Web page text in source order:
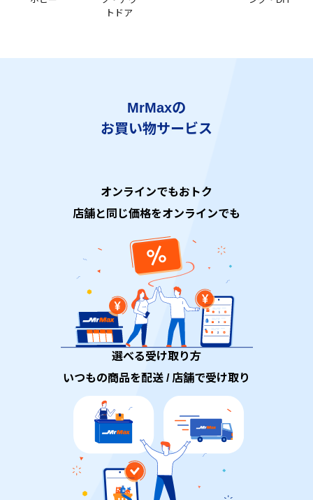
トドア
MrMaxの
お買い物サービス
オンラインでもおトク
店舗と同じ価格をオンラインでも
選べる受け取り方
いつもの商品を配送 / 店舗で受け取り